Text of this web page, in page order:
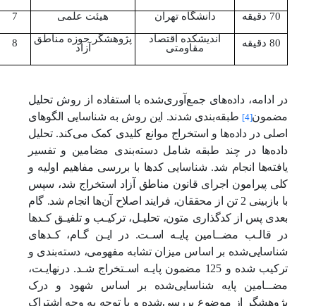
70 دقیقه دانشگاه تهران هیئت علمی 7
80 دقیقه
اندیشکده اقتصاد
مقاومتی
پژوهشگر حوزه مناطق
آزاد
8
در ادامه، داده‌های جمع‌آوری‌شده با استفاده از روش تحلیل
مضمون[4] طبقه‌بندی شدند. این روش به شناسایی الگوهای
اصلی در داده‌ها و استخراج موانع کلیدی کمک می‌کند. تحلیل
داده‌ها در چند طبقه شامل دسته‌بندی مضامین و تفسیر
یافته‌ها انجام شد. شناسایی کدها با بررسی مفاهیم اولیه و
کلی پیرامون اجرای قانون مناطق آزاد استخراج شد، سپس
با بازبینی 2 تن از محققان، فرایند اصلاح آن‌ها انجام شد. گام
بعدی پس از کدگذاری متون، تحلیـل، ترکیـب و تلفیـق کـدها
در قالـب مضــامین پایـه اسـت. در ایـن گـام، کـدهای
شناسایی‌شده بر اساس میزان تشابه مفهومی، دسته‌بندی و
ترکیب شده و 125 مضمون پایـه اسـتخراج شـد. درنهایـت،
مضــامین پایه شناسایی‌شده بر اساس شهود و درک
پژوهشگر از موضوع بررسی‌شده و با توجه به وجه اشتراک